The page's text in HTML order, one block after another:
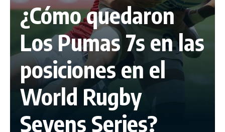
¿Cómo quedaron
Los Pumas 7s en las
posiciones en el
World Rugby
Sevens Series?